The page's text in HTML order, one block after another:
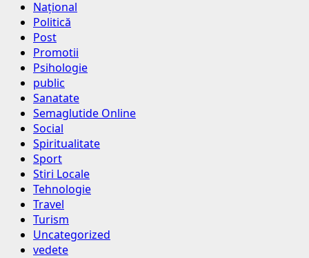
Național
Politică
Post
Promotii
Psihologie
public
Sanatate
Semaglutide Online
Social
Spiritualitate
Sport
Stiri Locale
Tehnologie
Travel
Turism
Uncategorized
vedete